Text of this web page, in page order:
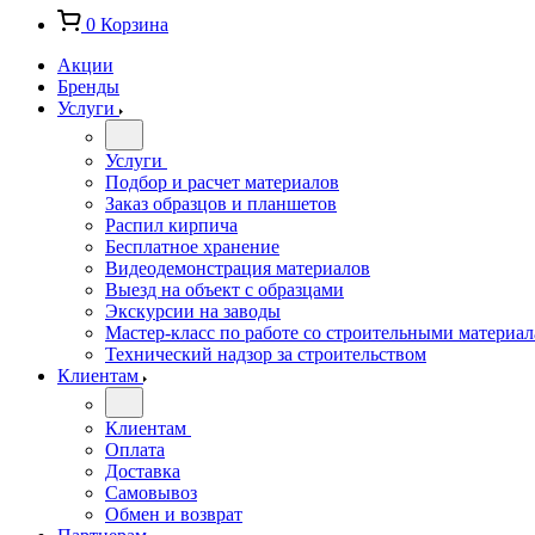
0 Корзина
Акции
Бренды
Услуги
Услуги
Подбор и расчет материалов
Заказ образцов и планшетов
Распил кирпича
Бесплатное хранение
Видеодемонстрация материалов
Выезд на объект с образцами
Экскурсии на заводы
Мастер-класс по работе со строительными
Технический надзор за строительством
Клиентам
Клиентам
Оплата
Доставка
Самовывоз
Обмен и возврат